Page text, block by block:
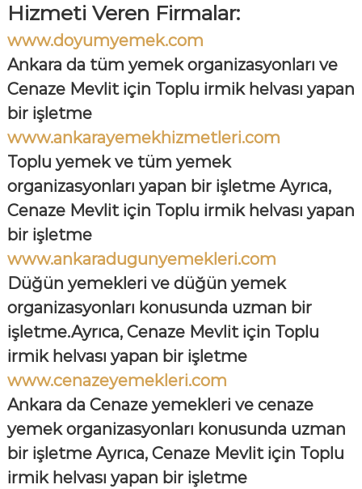
Hizmeti Veren Firmalar:
www.doyumyemek.com
Ankara da tüm yemek organizasyonları ve
Cenaze Mevlit için Toplu irmik helvası yapan
bir işletme
www.ankarayemekhizmetleri.com
Toplu yemek ve tüm yemek
organizasyonları yapan bir işletme Ayrıca,
Cenaze Mevlit için Toplu irmik helvası yapan
bir işletme
www.ankaradugunyemekleri.com
Düğün yemekleri ve düğün yemek
organizasyonları konusunda uzman bir
işletme.Ayrıca, Cenaze Mevlit için Toplu
irmik helvası yapan bir işletme
www.cenazeyemekleri.com
Ankara da Cenaze yemekleri ve cenaze
yemek organizasyonları konusunda uzman
bir işletme Ayrıca, Cenaze Mevlit için Toplu
irmik helvası yapan bir işletme